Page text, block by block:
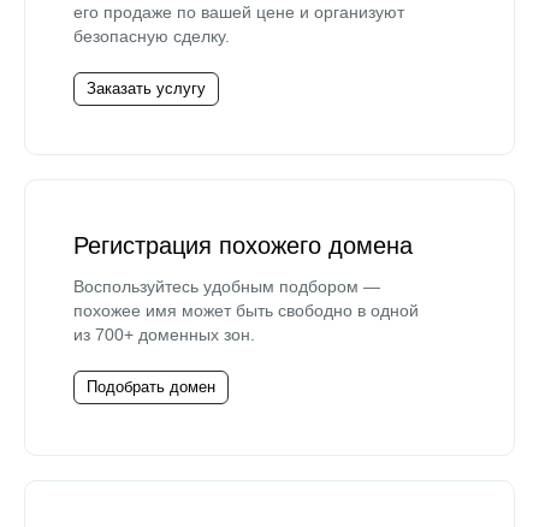
его продаже по вашей цене и организуют
безопасную сделку.
Заказать услугу
Регистрация похожего домена
Воспользуйтесь удобным подбором —
похожее имя может быть свободно в одной
из 700+ доменных зон.
Подобрать домен